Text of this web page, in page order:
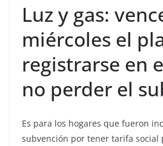
Luz y gas:
miércoles el
registrarse en
no perder el
Es para los hogares que fueron
subvención por tener tarifa social